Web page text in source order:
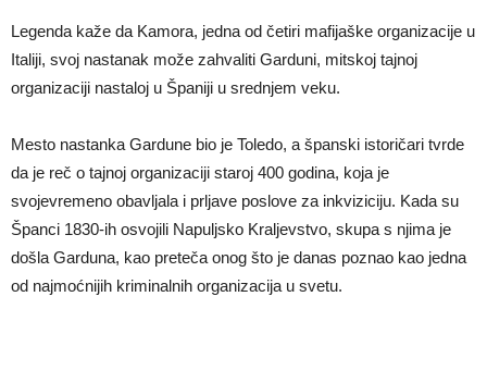
Legenda kaže da Kamora, jedna od četiri mafijaške organizacije u
Italiji, svoj nastanak može zahvaliti Garduni, mitskoj tajnoj
organizaciji nastaloj u Španiji u srednjem veku.
Mesto nastanka Gardune bio je Toledo, a španski istoričari tvrde
da je reč o tajnoj organizaciji staroj 400 godina, koja je
svojevremeno obavljala i prljave poslove za inkviziciju. Kada su
Španci 1830-ih osvojili Napuljsko Kraljevstvo, skupa s njima je
došla Garduna, kao preteča onog što je danas poznao kao jedna
od najmoćnijih kriminalnih organizacija u svetu.